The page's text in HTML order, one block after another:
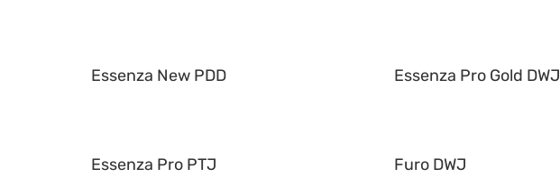
Essenza New PDD Essenza Pro Gold DWJ
Essenza Pro PTJ Furo DWJ